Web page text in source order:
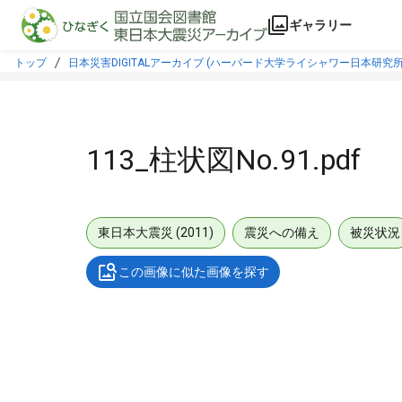
本文に飛ぶ
ギャラリー
トップ 日本災害DIGITALアーカイブ (ハーバード大学ライシャワー日本研究
113_柱状図No.91.pdf
東日本大震災 (2011) 震災への備え 被災状況
この画像に似た画像を探す